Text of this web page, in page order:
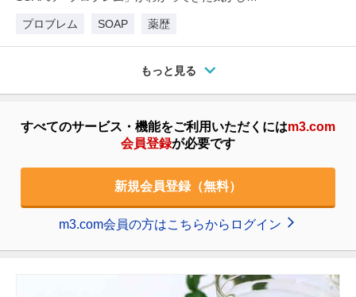
プロブレム
SOAP 薬歴
もっと見る
すべてのサービス・機能をご利用いただくにはm3.com
会員登録が必要です
新規会員登録（無料）
m3.com会員の方はこちらからログイン